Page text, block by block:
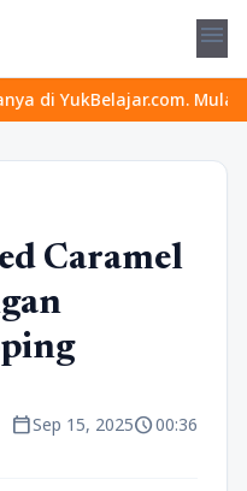
menu
Mulai
Caramel
calendar_todaySep 15, 2025schedule00:36